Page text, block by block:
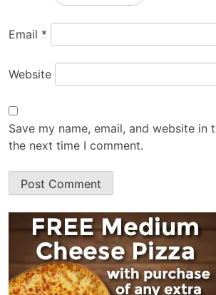
Email *
Website
Save my name, email, and website in
the next time I comment.